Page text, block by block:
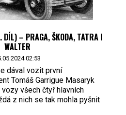
DÍL) – PRAGA, ŠKODA, TATRA I
WALTER
02:53
dával vozit první
Tomáš Garrigue Masaryk
všech čtyř hlavních
z nich se tak mohla pyšnit